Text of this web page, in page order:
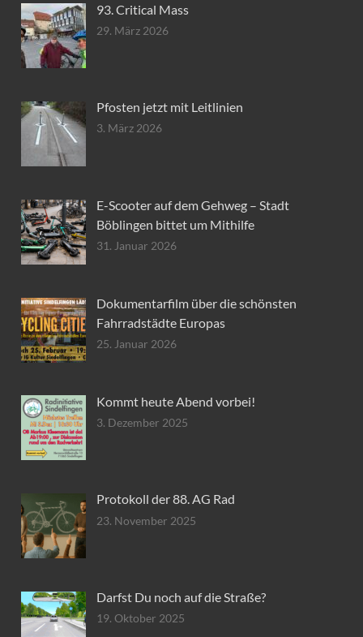
93. Critical Mass
29. März 2026
Pfosten jetzt mit Leitlinien
3. März 2026
E-Scooter auf dem Gehweg – Stadt
Böblingen bittet um Mithilfe
31. Januar 2026
Dokumentarfilm über die schönsten
Fahrradstädte Europas
25. Januar 2026
Kommt heute Abend vorbei!
3. Dezember 2025
Protokoll der 88. AG Rad
23. November 2025
Darfst Du noch auf die Straße?
19. Oktober 2025